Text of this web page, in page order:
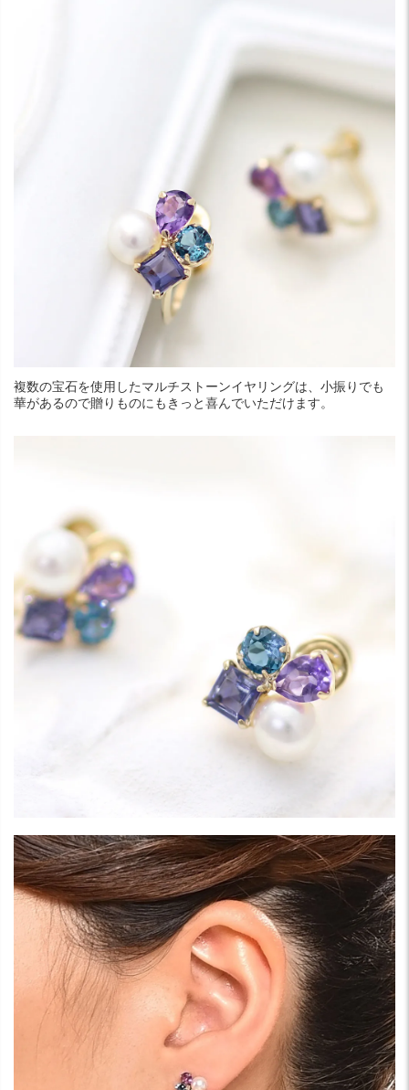
複数の宝石を使用したマルチストーンイヤリングは、小振りでも
華があるので贈りものにもきっと喜んでいただけます。